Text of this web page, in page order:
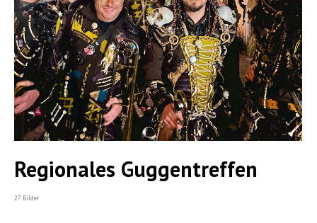
Regionales Guggentreffen
27 Bilder